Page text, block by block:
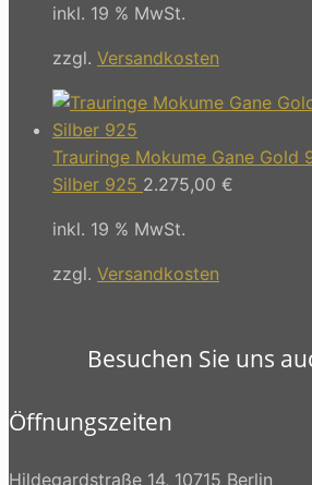
inkl. 19 % MwSt.
zzgl. Versandkosten
Trauringe Mokume Gane Gold
Silber 925 2.275,00 €
inkl. 19 % MwSt.
zzgl. Versandkosten
Besuchen Sie uns
Öffnungszeiten
Hildegardstraße 14, 10715 Berlin